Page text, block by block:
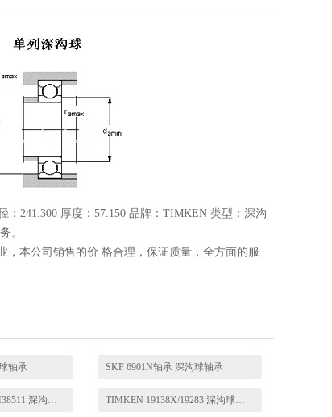
：241.300 厚度：57.150 品牌：TIMKEN 类型：深沟
。
本公司销售的价 格合理，保证质量，全方面的服
轴承 SKF 6901N轴承 深沟球轴承
TIMKEN M38549/M38511 深沟球轴承 TIMKEN 19138X/19283 深沟球轴承